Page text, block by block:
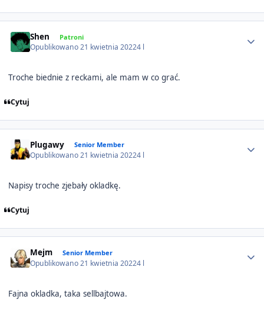
Shen Patroni
Opublikowano21 kwietnia 20224 l
Troche biednie z reckami, ale mam w co grać.
Cytuj
Plugawy Senior Member
Opublikowano21 kwietnia 20224 l
Napisy troche zjebały okladkę.
Cytuj
Mejm Senior Member
Opublikowano21 kwietnia 20224 l
Fajna okladka, taka sellbajtowa.